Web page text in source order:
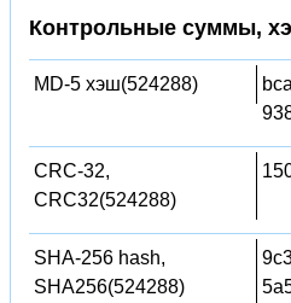
Контрольные суммы,
MD-5 хэш(524288)
CRC-32,
CRC32(524288)
SHA-256 hash,
SHA256(524288)